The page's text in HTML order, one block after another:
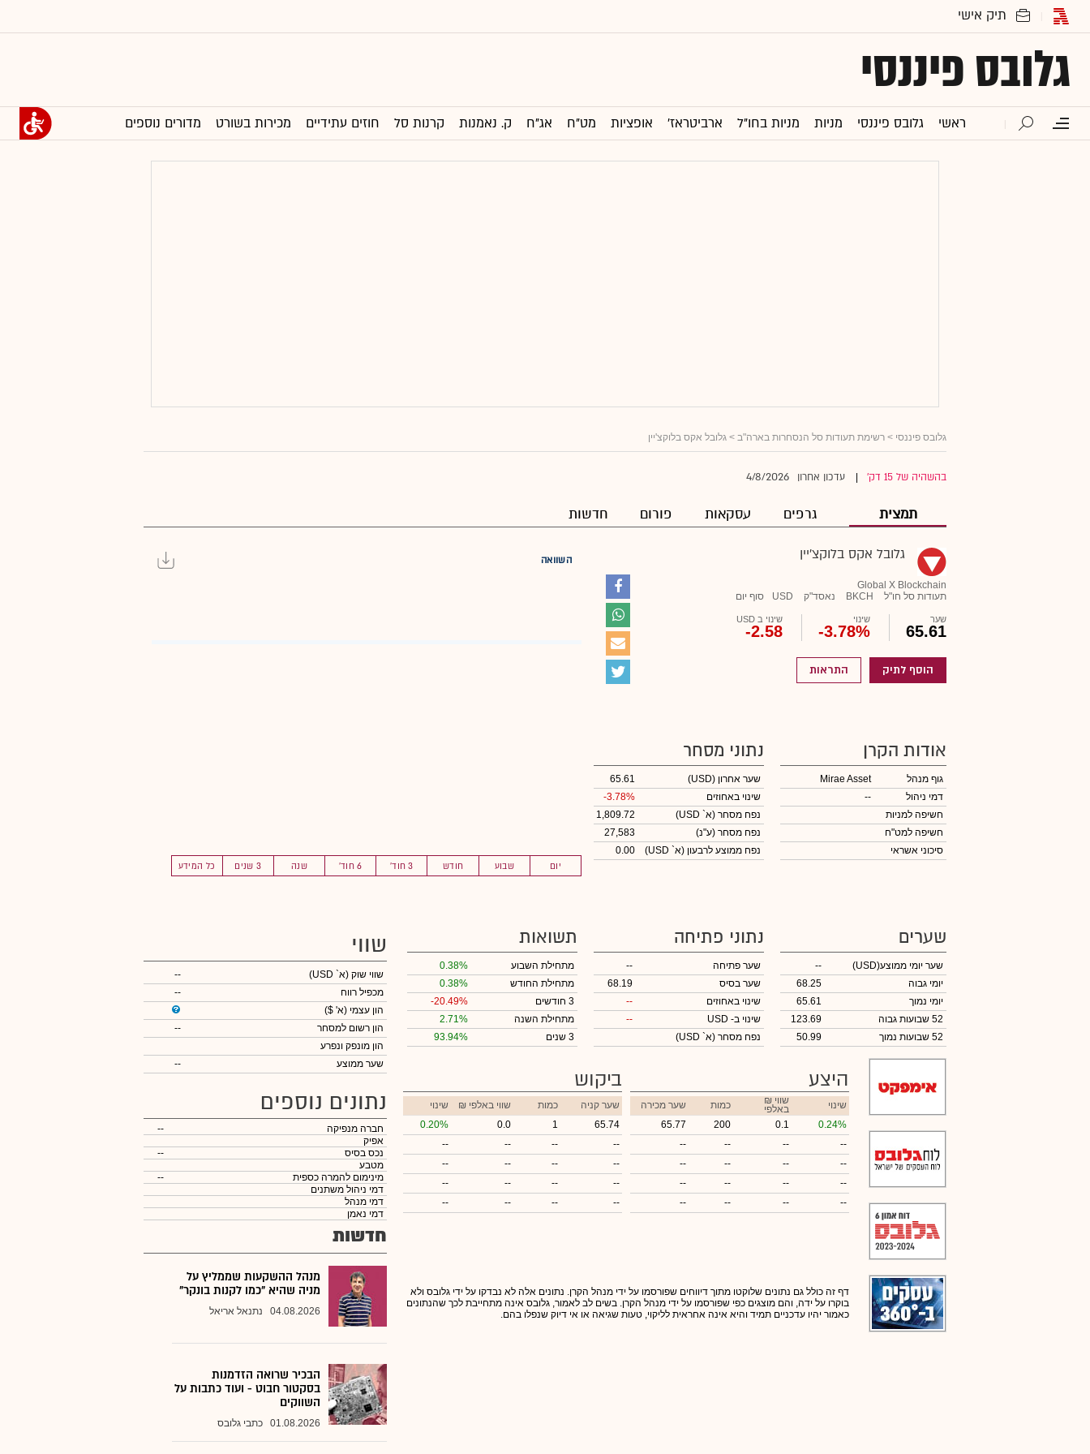
גלובס פיננסי
ראשי גלובס פיננסי מניות מניות בחו"ל ארביטראז' אופציות מט"ח אג"ח ק. נאמנות קרנות סל חוזים עתידיים מכירות בשורט מדורים נוספים
גלובס פיננסי > רשימת תעודות סל הנסחרות בארה"ב > גלובל אקס בלוקצ'יין
בהשהיה של 15 דק' עדכון אחרון 4/8/2026
תמצית גרפים עסקאות פורום חדשות
גלובל אקס בלוקצ'יין
Global X Blockchain
תעודות סל חו"ל
BKCH נאסד"ק USD סוף יום
שער
65.61
שינוי
-3.78%
שינוי ב USD
-2.58
הוסף לתיק התראות
השוואה
יום שבוע חודש 3 חוד' 6 חוד' שנה 3 שנים כל המידע
אודות הקרן
גוף מנהל
Mirae Asset
דמי ניהול
--
חשיפה למניות
חשיפה למט"ח
סיכוני אשראי
נתוני מסחר
שער אחרון (USD)
65.61
שינוי באחוזים
-3.78%
נפח מסחר (א` USD)
1,809.72
נפח מסחר (ע"נ)
27,583
נפח ממוצע לרבעון (א` USD)
0.00
שערים
שער יומי ממוצע(USD)
--
יומי גבוה
68.25
יומי נמוך
65.61
52 שבועות גבוה
123.69
52 שבועות נמוך
50.99
נתוני פתיחה
שער פתיחה
--
שער בסיס
68.19
שינוי באחוזים
--
שינוי ב- USD
--
נפח מסחר (א` USD)
תשואות
מתחילת השבוע
0.38%
מתחילת החודש
0.38%
3 חודשים
-20.49%
מתחילת השנה
2.71%
3 שנים
93.94%
היצע
שינוי ₪ שווי
באלפי כמות
שער מכירה
0.24%
0.1
200
65.77
--
--
--
--
--
--
--
--
--
--
--
--
--
--
--
--
ביקוש
שער קניה כמות ₪ שווי באלפי
שינוי
65.74
1
0.0
0.20%
--
--
--
--
--
--
--
--
--
--
--
--
--
--
--
--
דף זה כולל גם נתונים שלוקטו מתוך דיווחים שפורסמו על ידי מנהל הקרן. נתונים אלה לא נבדקו על ידי גלובס ולא
בוקרו על ידה, והם מוצגים כפי שפורסמו על ידי מנהל הקרן. בשים לב לאמור, גלובס אינה מתחייבת לכך שהנתונים
כאמור יהיו עדכניים תמיד והיא אינה אחראית לליקוי, טעות שגיאה או אי דיוק שנפלו בהם.
שווי
שווי שוק (א` USD)
--
מכפיל רווח
--
הון עצמי (א' $)
הון רשום למסחר
--
הון מונפק ונפרע
שער ממוצע
--
נתונים נוספים
חברה מנפיקה
--
אפיק
נכס בסיס
--
מטבע
מינימום להמרה כספית
--
דמי ניהול משתנים
דמי מנהל
דמי נאמן
חדשות
מנהל ההשקעות שממליץ על
מניה שהיא "כמו לקנות בונקר"
04.08.2026 נתנאל אריאל
הבכיר שרואה הזדמנות
בסקטור חבוט - ועוד כתבות על
השווקים
01.08.2026 כתבי גלובס